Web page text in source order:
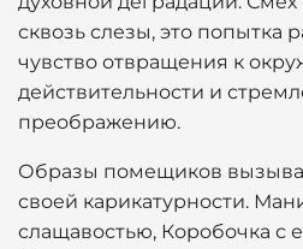
сквозь слезы, это попытка
чувство отвращения к
действительности и
преображению.
Образы помещиков
своей карикатурности.
слащавостью, Коробочка с